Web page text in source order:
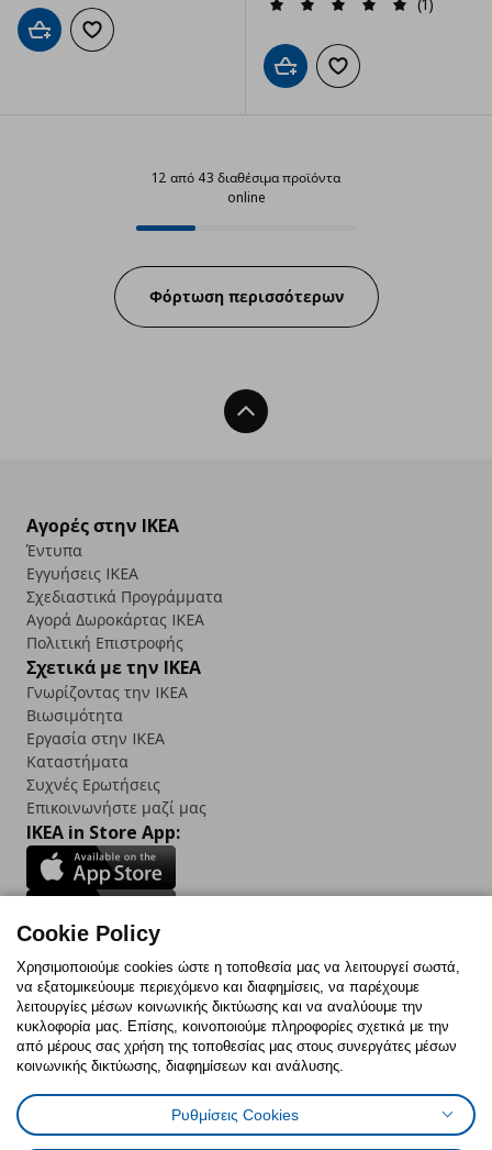
Προσθήκη στο καλάθι
Προσθήκη στα αγαπημένα
Προσθήκη στο καλάθι
Προσθήκη στα
12 από 43 διαθέσιμα προϊόντα
online
12 από 43 διαθέσιμα προϊόντα
Progress:
Φόρτωση περισσότερων
Back To Top
Αγορές στην IKEA
Έντυπα
Εγγυήσεις IKEA
Σχεδιαστικά Προγράμματα
Αγορά Δωρoκάρτας IKEA
Πολιτική Επιστροφής
Σχετικά με την IKEA
Γνωρίζοντας την IKEA
Βιωσιμότητα
Εργασία στην IKEA
Καταστήματα
Συχνές Ερωτήσεις
Επικοινωνήστε μαζί μας
IKEA in Store App:
Follow us:
FacebookInstagram
TikTokYoutubePinterestTwitter
Πολιτική CookiesΔήλωση ψηφιακής προσβασιμότητας
Έντυπο Επιστροφής / ΑκύρωσηςΡυθμίσεις cookiesΌροι Χρήσης
Cookie Policy
Χρησιμοποιούμε cookies ώστε η τοποθεσία μας να λειτουργεί σωστά,
να εξατομικεύουμε περιεχόμενο και διαφημίσεις, να παρέχουμε
λειτουργίες μέσων κοινωνικής δικτύωσης και να αναλύουμε την
κυκλοφορία μας. Επίσης, κοινοποιούμε πληροφορίες σχετικά με την
από μέρους σας χρήση της τοποθεσίας μας στους συνεργάτες μέσων
κοινωνικής δικτύωσης, διαφημίσεων και ανάλυσης.
Ρυθμίσεις Cookies